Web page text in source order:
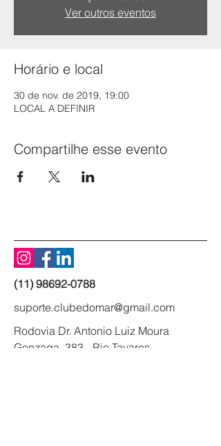
Ver outros eventos
Horário e local
30 de nov. de 2019, 19:00
LOCAL A DEFINIR
Compartilhe esse evento
(11) 98692-0788
suporte.clubedomar@gmail.com
Rodovia Dr. Antonio Luiz Moura
Gonzaga, 383 - Rio Tavares -